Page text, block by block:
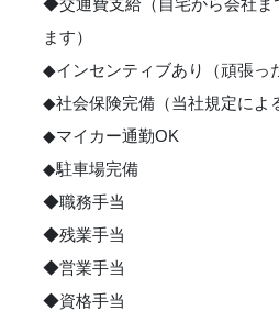
ます）
◆インセンティブあり（頑張っ
◆社会保険完備（当社規定によ
◆マイカー通勤OK
◆駐車場完備
◆職務手当
◆残業手当
◆営業手当
◆資格手当